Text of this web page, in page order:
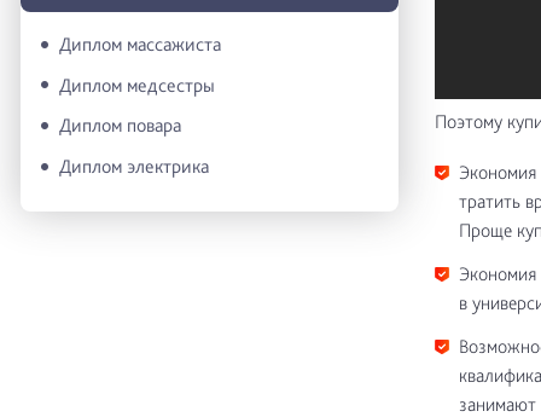
Диплом массажиста
Диплом медсестры
Диплом повара
Диплом электрика
Поэтому
Экономия
тратить
Проще
Экономия
в
занимают